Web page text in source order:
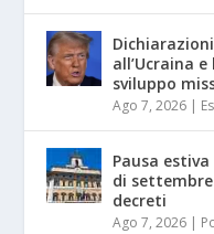
all’Ucraina
sviluppo
Ago 7, 2026
Pausa
di
decreti
Ago 7, 2026